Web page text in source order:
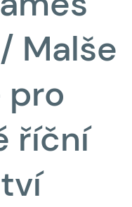
Malše
pro
říční